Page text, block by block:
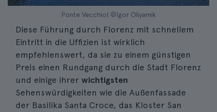
Ponte Vecchio| ©Igor Oliyarnik
Diese Führung durch Florenz mit schnellem
Eintritt in die Uffizien ist wirklich
empfehlenswert, da sie zu einem günstigen
Preis einen Rundgang durch die Stadt Florenz
und einige ihrer wichtigsten
Sehenswürdigkeiten wie die Außenfassade
der Basilika Santa Croce, das Kloster San